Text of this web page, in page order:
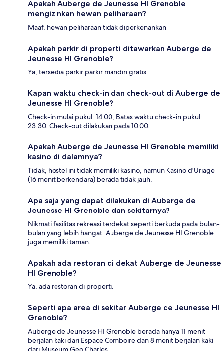
Apakah Auberge de Jeunesse HI Grenoble
mengizinkan hewan peliharaan?
Maaf, hewan peliharaan tidak diperkenankan.
Apakah parkir di properti ditawarkan Auberge de
Jeunesse HI Grenoble?
Ya, tersedia parkir parkir mandiri gratis.
Kapan waktu check-in dan check-out di Auberge de
Jeunesse HI Grenoble?
Check-in mulai pukul: 14.00; Batas waktu check-in pukul:
23.30. Check-out dilakukan pada 10.00.
Apakah Auberge de Jeunesse HI Grenoble memiliki
kasino di dalamnya?
Tidak, hostel ini tidak memiliki kasino, namun Kasino d'Uriage
(16 menit berkendara) berada tidak jauh.
Apa saja yang dapat dilakukan di Auberge de
Jeunesse HI Grenoble dan sekitarnya?
Nikmati fasilitas rekreasi terdekat seperti berkuda pada bulan-
bulan yang lebih hangat. Auberge de Jeunesse HI Grenoble
juga memiliki taman.
Apakah ada restoran di dekat Auberge de Jeunesse
HI Grenoble?
Ya, ada restoran di properti.
Seperti apa area di sekitar Auberge de Jeunesse HI
Grenoble?
Auberge de Jeunesse HI Grenoble berada hanya 11 menit
berjalan kaki dari Espace Comboire dan 8 menit berjalan kaki
dari Museum Geo Charles.